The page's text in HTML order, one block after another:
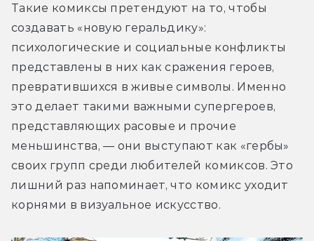
Такие комиксы претендуют на то, чтобы
создавать «новую геральдику»:
психологические и социальные конфликты
представлены в них как сражения героев,
превратившихся в живые символы. Именно
это делает такими важными супергероев,
представляющих расовые и прочие
меньшинства, — они выступают как «гербы»
своих групп среди любителей комиксов. Это
лишний раз напоминает, что комикс уходит
корнями в визуальное искусство.